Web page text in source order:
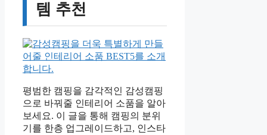
템 추천
평범한 캠핑을 감각적인 감성캠핑
으로 바꿔줄 인테리어 소품을 알아
보세요. 이 글을 통해 캠핑의 분위
기를 한층 업그레이드하고, 인스타